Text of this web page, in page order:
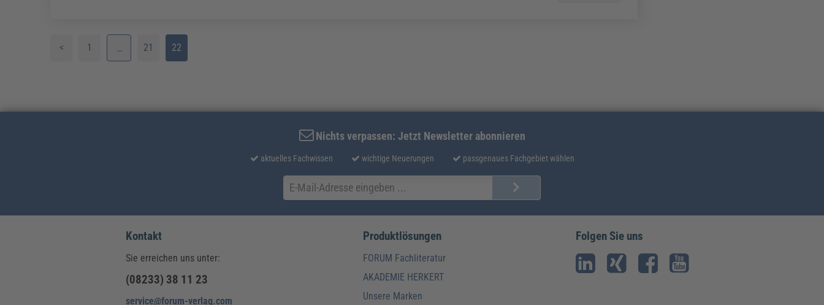
< 1 … 21 22
Nichts verpassen: Jetzt Newsletter abonnieren
aktuelles Fachwissen wichtige Neuerungen passgenaues Fachgebiet wählen
Kontakt
Sie erreichen uns unter:
(08233) 38 11 23
service@forum-verlag.com
Produktlösungen
FORUM Fachliteratur
AKADEMIE HERKERT
Unsere Marken
Folgen Sie uns